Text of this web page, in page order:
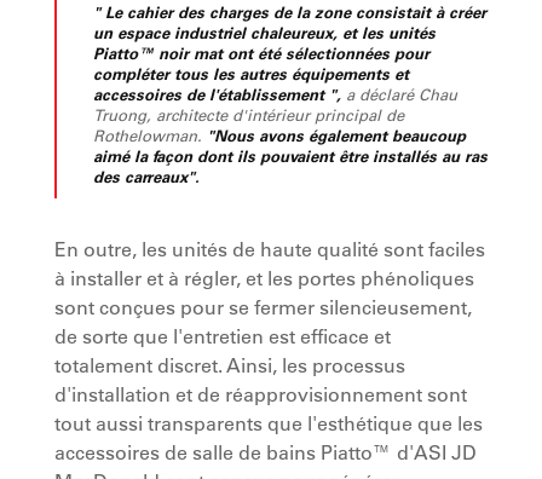
" Le cahier des charges de la zone consistait à créer
un espace industriel chaleureux, et les unités
Piatto™ noir mat ont été sélectionnées pour
compléter tous les autres équipements et
accessoires de l'établissement ", a déclaré Chau
Truong, architecte d'intérieur principal de
Rothelowman. "Nous avons également beaucoup
aimé la façon dont ils pouvaient être installés au ras
des carreaux".
En outre, les unités de haute qualité sont faciles
à installer et à régler, et les portes phénoliques
sont conçues pour se fermer silencieusement,
de sorte que l'entretien est efficace et
totalement discret. Ainsi, les processus
d'installation et de réapprovisionnement sont
tout aussi transparents que l'esthétique que les
accessoires de salle de bains Piatto™ d'ASI JD